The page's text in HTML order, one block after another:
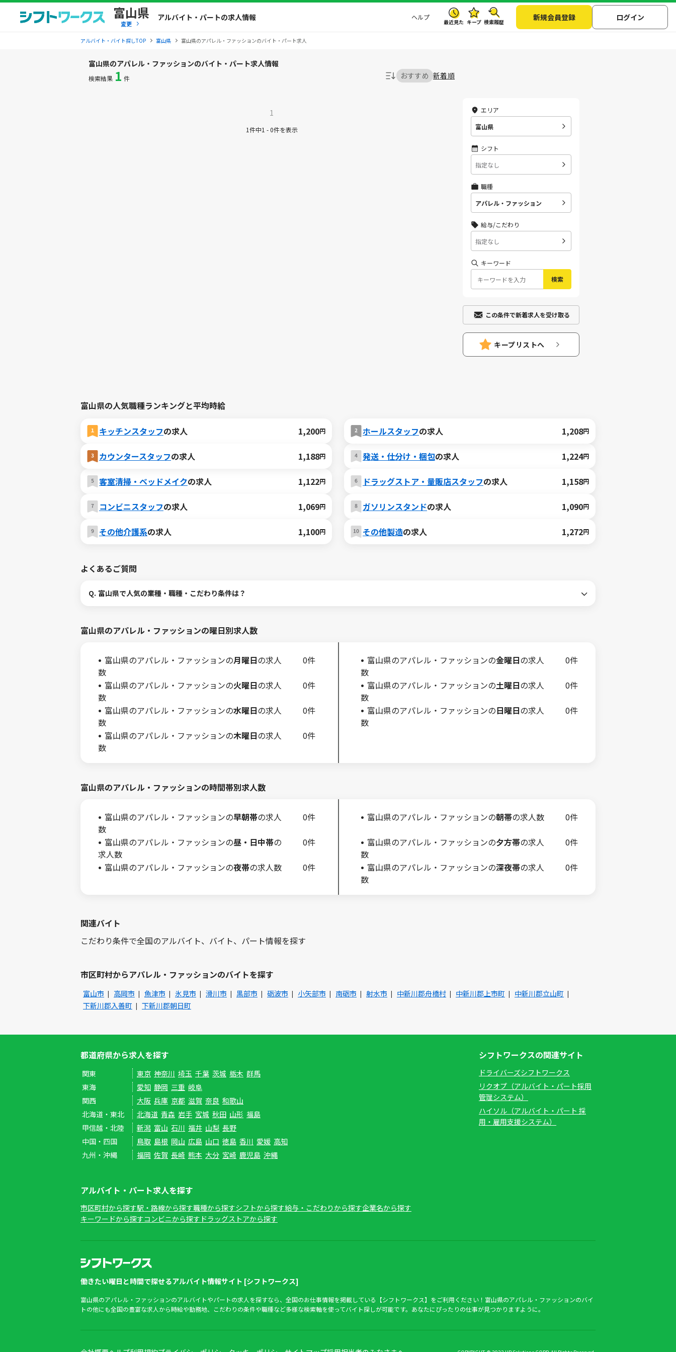
富山県
変更
アルバイト・パートの求人情報 ヘルプ
最近見た キープ 検索履歴 新規会員登録 ログイン
アルバイト・バイト探しTOP 富山県 富山県のアパレル・ファッションのバイト・パート求人
富山県のアパレル・ファッションのバイト・パート求人情報
検索結果 1 件 おすすめ 新着順
1
1件中1 - 0件を表示
エリア
富山県
シフト
指定なし
職種
アパレル・ファッション
給与/こだわり
指定なし
キーワード
検索
この条件で新着求人を受け取る
キープリストへ
富山県の人気職種ランキングと平均時給
キッチンスタッフの求人 1,200円 ホールスタッフの求人 1,208円
カウンタースタッフの求人 1,188円 発送・仕分け・梱包の求人 1,224円
客室清掃・ベッドメイクの求人 1,122円 ドラッグストア・量販店スタッフの求人 1,158円
コンビニスタッフの求人 1,069円 ガソリンスタンドの求人 1,090円
その他介護系の求人 1,100円 その他製造の求人 1,272円
よくあるご質問
Q. 富山県で人気の業種・職種・こだわり条件は？
富山県のアパレル・ファッションの曜日別求人数
富山県のアパレル・ファッションの月曜日の求人
数
0件 富山県のアパレル・ファッションの金曜日の求人
数
0件
富山県のアパレル・ファッションの火曜日の求人
数
0件 富山県のアパレル・ファッションの土曜日の求人
数
0件
富山県のアパレル・ファッションの水曜日の求人
数
0件 富山県のアパレル・ファッションの日曜日の求人
数
0件
富山県のアパレル・ファッションの木曜日の求人
数
0件
富山県のアパレル・ファッションの時間帯別求人数
富山県のアパレル・ファッションの早朝帯の求人
数
0件 富山県のアパレル・ファッションの朝帯の求人数 0件
富山県のアパレル・ファッションの昼・日中帯の
求人数
0件 富山県のアパレル・ファッションの夕方帯の求人
数
0件
富山県のアパレル・ファッションの夜帯の求人数 0件 富山県のアパレル・ファッションの深夜帯の求人
数
0件
関連バイト
こだわり条件で全国のアルバイト、バイト、パート情報を探す
市区町村からアパレル・ファッションのバイトを探す
富山市 高岡市 魚津市 氷見市 滑川市 黒部市 砺波市 小矢部市 南砺市 射水市 中新川郡舟橋村 中新川郡上市町
中新川郡立山町
下新川郡入善町
下新川郡朝日町
都道府県から求人を探す
関東
東海
関西
北海道・東北
甲信越・北陸
中国・四国
九州・沖縄
東京 神奈川 埼玉 千葉 茨城 栃木 群馬
愛知 静岡 三重 岐阜
大阪 兵庫 京都 滋賀 奈良 和歌山
北海道 青森 岩手 宮城 秋田 山形 福島
新潟 富山 石川 福井 山梨 長野
鳥取 島根 岡山 広島 山口 徳島 香川 愛媛 高知
福岡 佐賀 長崎 熊本 大分 宮崎 鹿児島 沖縄
アルバイト・パート求人を探す
市区町村から探す駅・路線から探す職種から探すシフトから探す給与・こだわりから探す企業名から探す
キーワードから探すコンビニから探す ドラッグストアから探す
シフトワークスの関連サイト
ドライバーズシフトワークス
リクオプ（アルバイト・パート採用
管理システム）
ハイソル（アルバイト・パート 採
用・雇用支援システム）
働きたい曜日と時間で探せるアルバイト情報サイト [シフトワークス]
富山県のアパレル・ファッションのアルバイトやパートの求人を探すなら、全国のお仕事情報を掲載している【シフトワークス】をご利用ください！富山県のアパレル・ファッションのバイ
トの他にも全国の豊富な求人から時給や勤務地、こだわりの条件や職種など多様な検索軸を使ってバイト探しが可能です。あなたにぴったりの仕事が見つかりますように。